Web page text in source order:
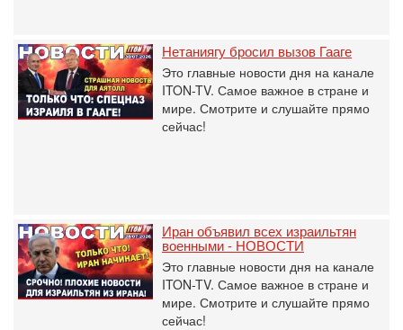
Нетаниягу бросил вызов Гааге
Это главные новости дня на канале
ITON-TV. Самое важное в стране и
мире. Смотрите и слушайте прямо
сейчас!
Иран объявил всех израильтян
военными - НОВОСТИ
Это главные новости дня на канале
ITON-TV. Самое важное в стране и
мире. Смотрите и слушайте прямо
сейчас!